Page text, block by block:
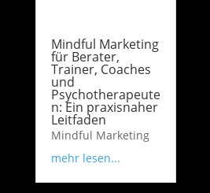
Mindful Marketing
für Berater,
Trainer, Coaches
und
Psychotherapeute
n: Ein praxisnaher
Leitfaden
Mindful Marketing
mehr lesen...